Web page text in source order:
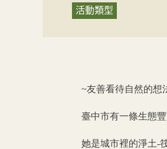
活動類型
~友善看待自然的想
臺中市有一條生態
她是城市裡的淨土-